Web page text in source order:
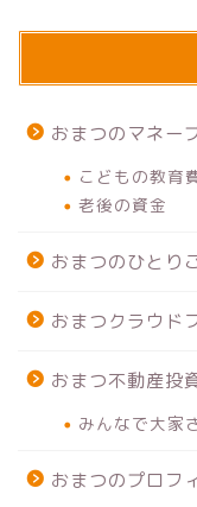
おまつのマネー
こどもの教育
老後の資金
おまつのひとり
おまつクラウド
おまつ不動産投
みんなで大家
おまつのプロフ